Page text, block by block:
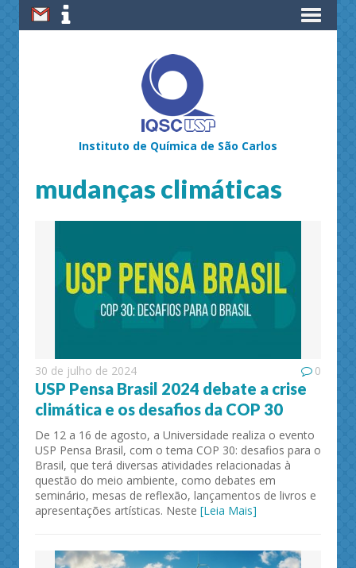
Instituto de Química de São Carlos
mudanças climáticas
30 de julho de 2024 0
USP Pensa Brasil 2024 debate a crise
climática e os desafios da COP 30
De 12 a 16 de agosto, a Universidade realiza o evento
USP Pensa Brasil, com o tema COP 30: desafios para o
Brasil, que terá diversas atividades relacionadas à
questão do meio ambiente, como debates em
seminário, mesas de reflexão, lançamentos de livros e
apresentações artísticas. Neste [Leia Mais]